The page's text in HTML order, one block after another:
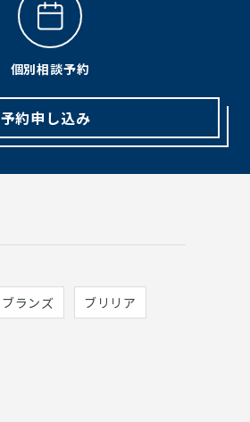
個別相談予約
予約申し込み
ブランズ ブリリア